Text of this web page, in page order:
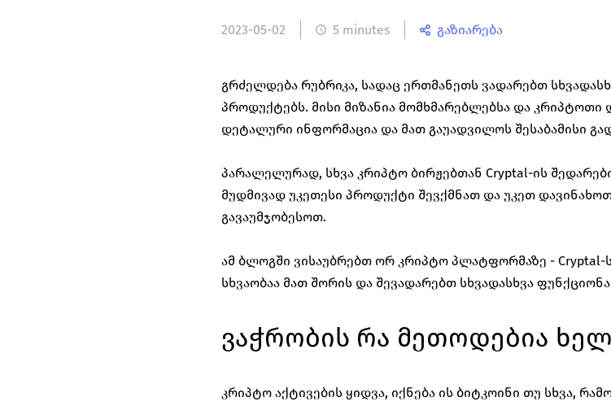
2023-05-02 5 minutes გაზიარება
გრძელდება რუბრიკა, სადაც ერთმანეთს ვადარებთ
პროდუქტებს. მისი მიზანია მომხმარებლებსა და
დეტალური ინფორმაცია და მათ გაუადვილოს შესაბამისი
პარალელურად, სხვა კრიპტო ბირჟებთან Cryptal-ის
მუდმივად უკეთესი პროდუქტი შევქმნათ და უკეთ
გავაუმჯობესოთ.
ამ ბლოგში ვისაუბრებთ ორ კრიპტო პლატფორმაზე - Cryptal-
სხვაობაა მათ შორის და შევადარებთ სხვადასხვა
ვაჭრობის რა მეთოდებია
კრიპტო აქტივების ყიდვა, იქნება ის ბიტკოინი თუ სხვა,